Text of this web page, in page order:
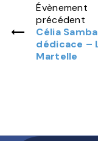
Évènement
précédent
Célia
dédicace –
Martelle